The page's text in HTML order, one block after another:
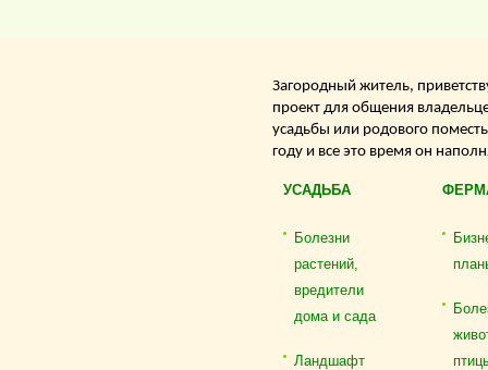
Загородный житель,
проект для общения
усадьбы или родового
году и все это время он
УСАДЬБА
Болезни
растений,
вредители
дома и сада
Ландшафт